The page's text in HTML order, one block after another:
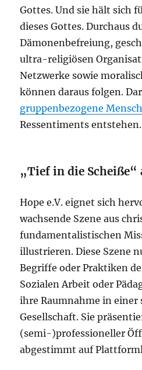
Gottes. Und sie hält sich
dieses Gottes. Durchaus
Dämonenbefreiung,
ultra-religiösen
Netzwerke sowie
können daraus folgen.
gruppenbezogene
Ressentiments entstehen.
„Tief in die Scheiße“
Hope e.V. eignet sich
wachsende Szene aus
fundamentalistischen
illustrieren. Diese Szene
Begriffe oder Praktiken
Sozialen Arbeit oder
ihre Raumnahme in einer
Gesellschaft. Sie
(semi-)professioneller
abgestimmt auf